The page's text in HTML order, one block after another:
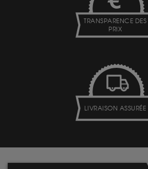
TRANSPARENCE DES
PRIX
LIVRAISON ASSURÉE